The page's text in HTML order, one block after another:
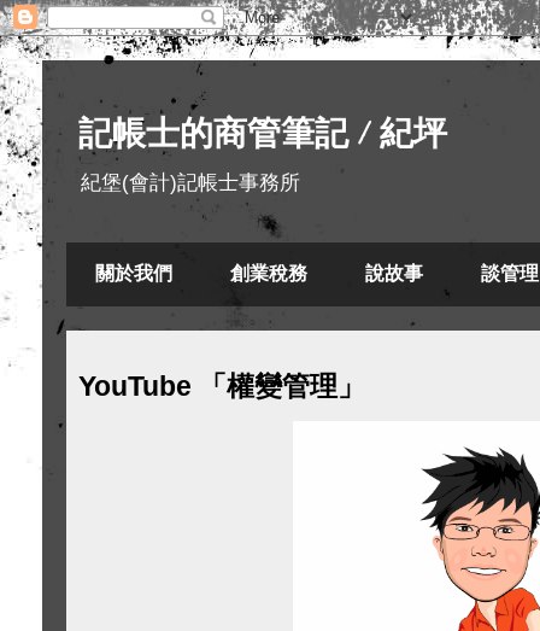
記帳士的商管筆記 / 紀坪
紀堡(會計)記帳士事務所
關於我們 創業稅務 說故事 談管理
YouTube 「權變管理」